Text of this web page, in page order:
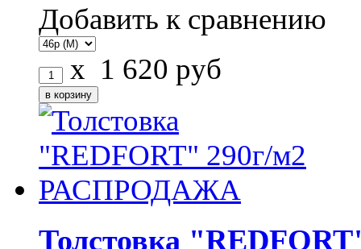
Добавить к сравнению
x 1 620 руб
Толстовка